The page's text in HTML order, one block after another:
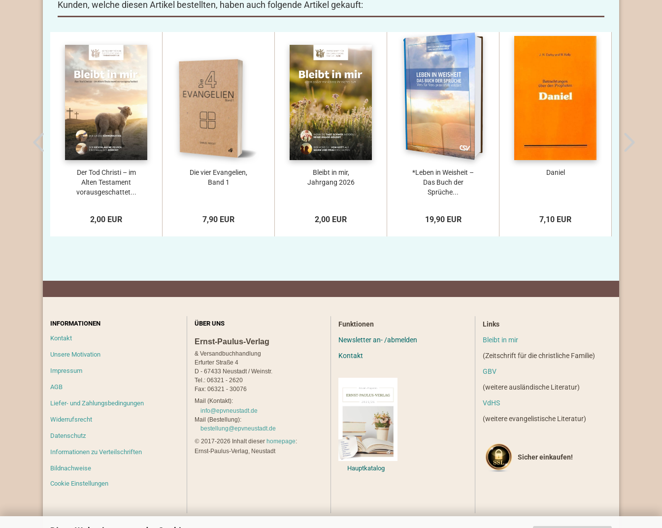
Kunden, welche diesen Artikel bestellten, haben auch folgende Artikel gekauft:
Der Tod Christi – im
Alten Testament
vorausgeschattet...
2,00 EUR
Die vier Evangelien,
Band 1
7,90 EUR
Bleibt in mir,
Jahrgang 2026
2,00 EUR
*Leben in Weisheit –
Das Buch der
Sprüche...
19,90 EUR
Daniel
7,10 EUR
INFORMATIONEN
Kontakt
Unsere Motivation
Impressum
AGB
Liefer- und Zahlungsbedingungen
Widerrufsrecht
Datenschutz
Informationen zu Verteilschriften
Bildnachweise
Cookie Einstellungen
ÜBER UNS
Ernst-Paulus-Verlag
& Versandbuchhandlung
Erfurter Straße 4
D - 67433 Neustadt / Weinstr.
Tel.: 06321 - 2620
Fax: 06321 - 30076
Mail (Kontakt):
info@epvneustadt.de
Mail (Bestellung):
bestellung@epvneustadt.de
© 2017-2026 Inhalt dieser homepage:
Ernst-Paulus-Verlag, Neustadt
Funktionen
Newsletter an- /abmelden
Kontakt
Hauptkatalog
Links
Bleibt in mir
(Zeitschrift für die christliche Familie)
GBV
(weitere ausländische Literatur)
VdHS
(weitere evangelistische Literatur)
Sicher einkaufen!